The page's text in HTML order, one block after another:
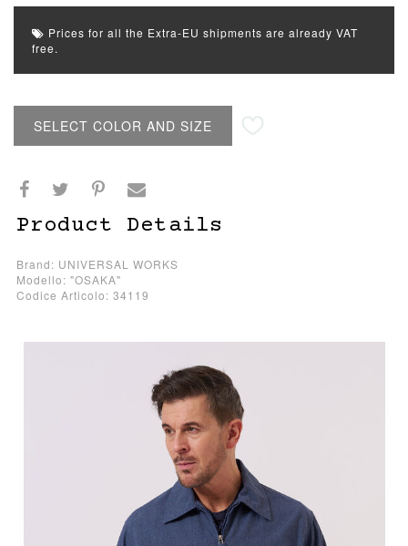
Prices for all the Extra-EU shipments are already VAT
free.
SELECT COLOR AND SIZE
Product Details
Brand: UNIVERSAL WORKS
Modello: "OSAKA"
Codice Articolo: 34119